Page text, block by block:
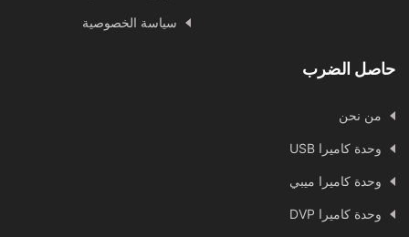
سياسة الخصوصية
حاصل الضرب
من نحن
وحدة كاميرا USB
وحدة كاميرا ميبي
وحدة كاميرا DVP